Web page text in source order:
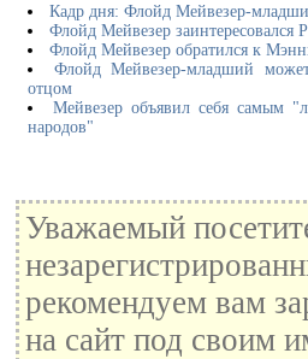
Кадр дня: Флойд Мейвезер-
Флойд Мейвезер заинтересовался
Флойд Мейвезер обратился к
Флойд Мейвезер-младший может
отцом
Мейвезер объявил себя самым
народов"
Уважаемый
рекомендуем вам
на сайт под своим